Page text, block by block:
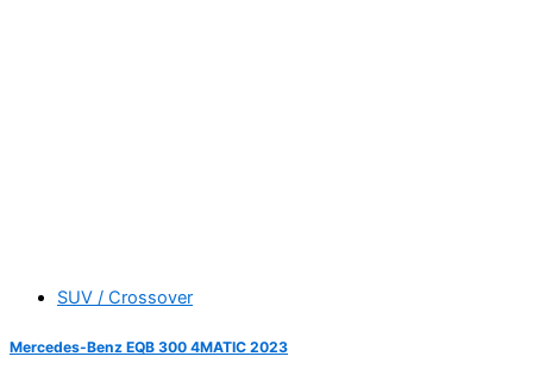
SUV / Crossover
Mercedes-Benz EQB 300 4MATIC 2023